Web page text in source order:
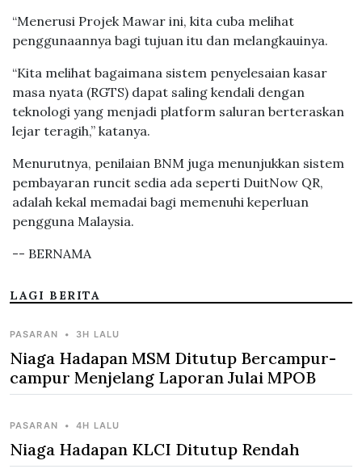
“Menerusi Projek Mawar ini, kita cuba melihat
penggunaannya bagi tujuan itu dan melangkauinya.
“Kita melihat bagaimana sistem penyelesaian kasar
masa nyata (RGTS) dapat saling kendali dengan
teknologi yang menjadi platform saluran berteraskan
lejar teragih,” katanya.
Menurutnya, penilaian BNM juga menunjukkan sistem
pembayaran runcit sedia ada seperti DuitNow QR,
adalah kekal memadai bagi memenuhi keperluan
pengguna Malaysia.
-- BERNAMA
LAGI BERITA
PASARAN • 3H LALU
Niaga Hadapan MSM Ditutup Bercampur-
campur Menjelang Laporan Julai MPOB
PASARAN • 4H LALU
Niaga Hadapan KLCI Ditutup Rendah